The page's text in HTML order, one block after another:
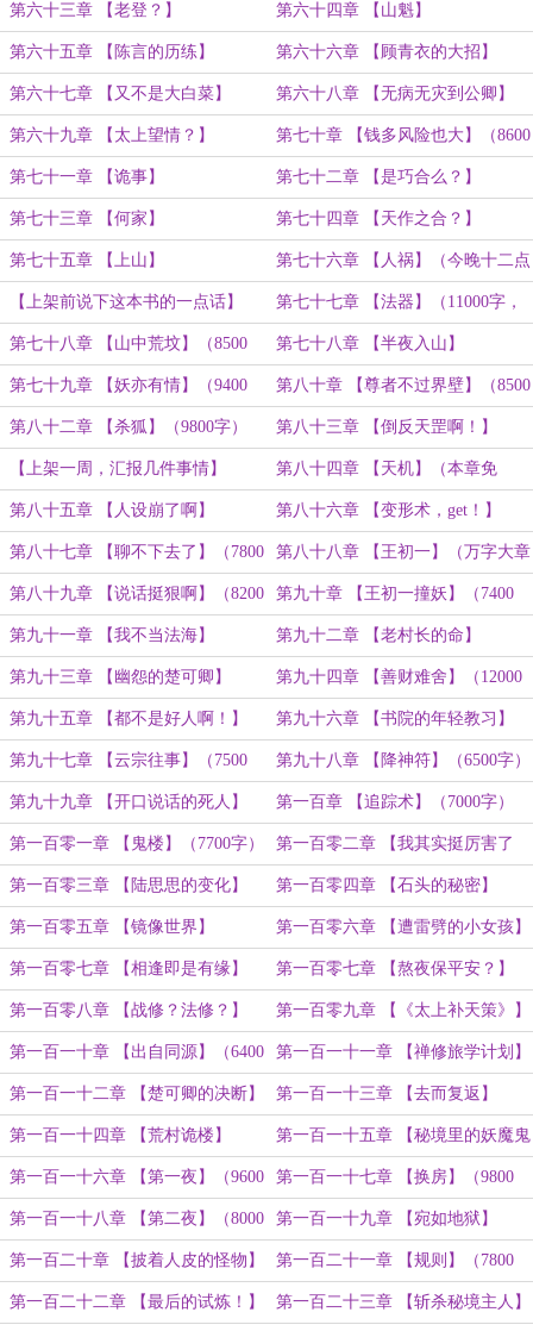
第六十三章 【老登？】 第六十四章 【山魁】
第六十五章 【陈言的历练】 第六十六章 【顾青衣的大招】
第六十七章 【又不是大白菜】 第六十八章 【无病无灾到公卿】
第六十九章 【太上望情？】 第七十章 【钱多风险也大】（8600
字）
第七十一章 【诡事】 第七十二章 【是巧合么？】
第七十三章 【何家】 第七十四章 【天作之合？】
第七十五章 【上山】 第七十六章 【人祸】（今晚十二点
上架，届时求个首订）
【上架前说下这本书的一点话】 第七十七章 【法器】（11000字，
求首订支持！！）
第七十八章 【山中荒坟】（8500
字，求订阅！）
第七十八章 【半夜入山】
第七十九章 【妖亦有情】（9400
字）
第八十章 【尊者不过界壁】（8500
字）
第八十二章 【杀狐】（9800字） 第八十三章 【倒反天罡啊！】
（7000字）
【上架一周，汇报几件事情】 第八十四章 【天机】（本章免
费！）
第八十五章 【人设崩了啊】 第八十六章 【变形术，get！】
第八十七章 【聊不下去了】（7800
字）
第八十八章 【王初一】（万字大章
~）
第八十九章 【说话挺狠啊】（8200
字）
第九十章 【王初一撞妖】（7400
字）
第九十一章 【我不当法海】
（7200）
第九十二章 【老村长的命】
（11000字）
第九十三章 【幽怨的楚可卿】
（7000字）
第九十四章 【善财难舍】（12000
字）
第九十五章 【都不是好人啊！】
（8000字）
第九十六章 【书院的年轻教习】
（8800字）
第九十七章 【云宗往事】（7500
字）
第九十八章 【降神符】（6500字）
第九十九章 【开口说话的死人】
（6400）
第一百章 【追踪术】（7000字）
第一百零一章 【鬼楼】（7700字） 第一百零二章 【我其实挺厉害了
吧……】（11000字）
第一百零三章 【陆思思的变化】
（7400字）
第一百零四章 【石头的秘密】
（7000字）
第一百零五章 【镜像世界】
（6800）
第一百零六章 【遭雷劈的小女孩】
（7000字）
第一百零七章 【相逢即是有缘】
（6400）
第一百零七章 【熬夜保平安？】
（6600字）
第一百零八章 【战修？法修？】
（6200字）
第一百零九章 【《太上补天策》】
第一百一十章 【出自同源】（6400
字）
第一百一十一章 【禅修旅学计划】
（8200字）
第一百一十二章 【楚可卿的决断】
（8200字）
第一百一十三章 【去而复返】
（8000字）
第一百一十四章 【荒村诡楼】
（8200字）
第一百一十五章 【秘境里的妖魔鬼
怪】（8200字）
第一百一十六章 【第一夜】（9600
字）
第一百一十七章 【换房】（9800
字）
第一百一十八章 【第二夜】（8000
字）
第一百一十九章 【宛如地狱】
（6300字）
第一百二十章 【披着人皮的怪物】
（7800字）
第一百二十一章 【规则】（7800
字）
第一百二十二章 【最后的试炼！】 第一百二十三章 【斩杀秘境主人】